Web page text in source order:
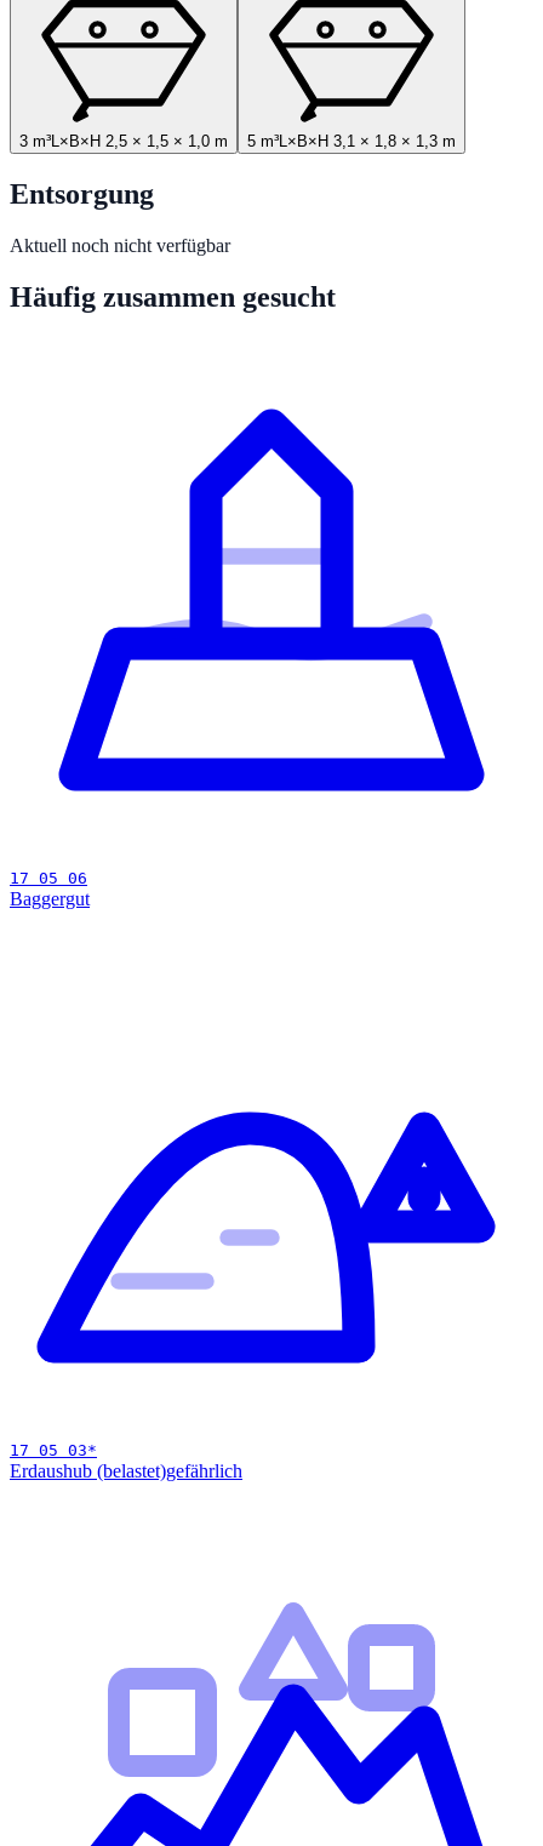
3 m³L×B×H 2,5 × 1,5 × 1,0 m 5 m³L×B×H 3,1 × 1,8 × 1,3 m
Entsorgung
Aktuell noch nicht verfügbar
Häufig zusammen gesucht
17 05 06
Baggergut
17 05 03*
Erdaushub (belastet)gefährlich